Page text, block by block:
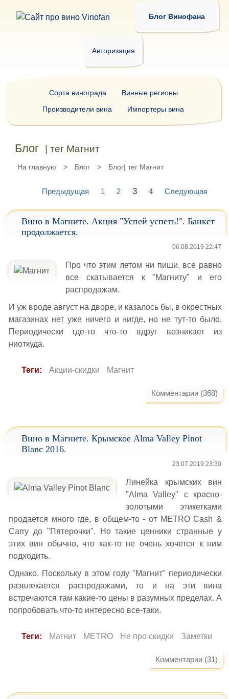
Блог Винофана
Авторизация
Блог | тег Магнит
На главную > Блог > Блог| тег Магнит
Предыдущая 1 2 3 4 Следующая
Вино в Магните. Акция "Успей успеть!". Банкет
продолжается.
06.08.2019 22:47
Про что этим летом ни пиши, все равно
все скатывается к "Магниту" и его
распродажам.
И уж вроде август на дворе, и казалось бы, в окрестных
магазинах нет уже ничего и нигде, но не тут-то было.
Периодически где-то что-то вдруг возникает из
ниоткуда.
Теги: Акции-скидки Магнит
Комментарии (368)
Вино в Магните. Крымское Alma Valley Pinot
Blanc 2016.
23.07.2019 23:30
Линейка крымских вин
"Alma Valley" с красно-
золотыми этикетками
продается много где, в общем-то - от METRO Cash &
Carry до "Пятерочки". Но такие ценники странные у
этих вин обычно, что как-то не очень хочется к ним
подходить.
Однако. Поскольку в этом году "Магнит" периодически
развлекается распродажами, то и на эти вина
встречаются там какие-то цены в разумных пределах. А
попробовать что-то интересно все-таки.
Теги: Магнит METRO Не про скидки Заметки
Комментарии (31)
Сорта винограда
Винные регионы
Производители вина
Импортеры вина